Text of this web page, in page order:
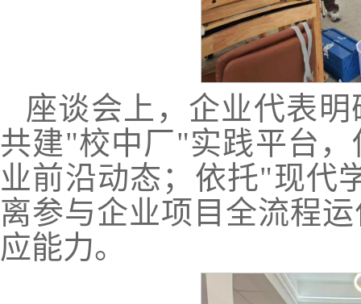
座谈会上，企业代表
共建"校中厂"实践平台
业前沿动态；依托"现代
离参与企业项目全流程
应能力。